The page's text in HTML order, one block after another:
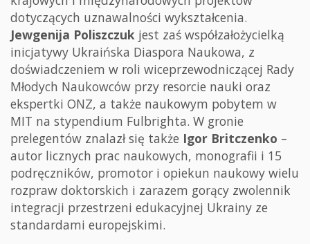
dotyczących uznawalności wykształcenia.
Jewgenija Poliszczuk jest zaś współzałożycielką
inicjatywy Ukraińska Diaspora Naukowa, z
doświadczeniem w roli wiceprzewodniczącej Rady
Młodych Naukowców przy resorcie nauki oraz
ekspertki ONZ, a także naukowym pobytem w
MIT na stypendium Fulbrighta. W gronie
prelegentów znalazł się także Igor Britczenko –
autor licznych prac naukowych, monografii i 15
podręczników, promotor i opiekun naukowy wielu
rozpraw doktorskich i zarazem gorący zwolennik
integracji przestrzeni edukacyjnej Ukrainy ze
standardami europejskimi.